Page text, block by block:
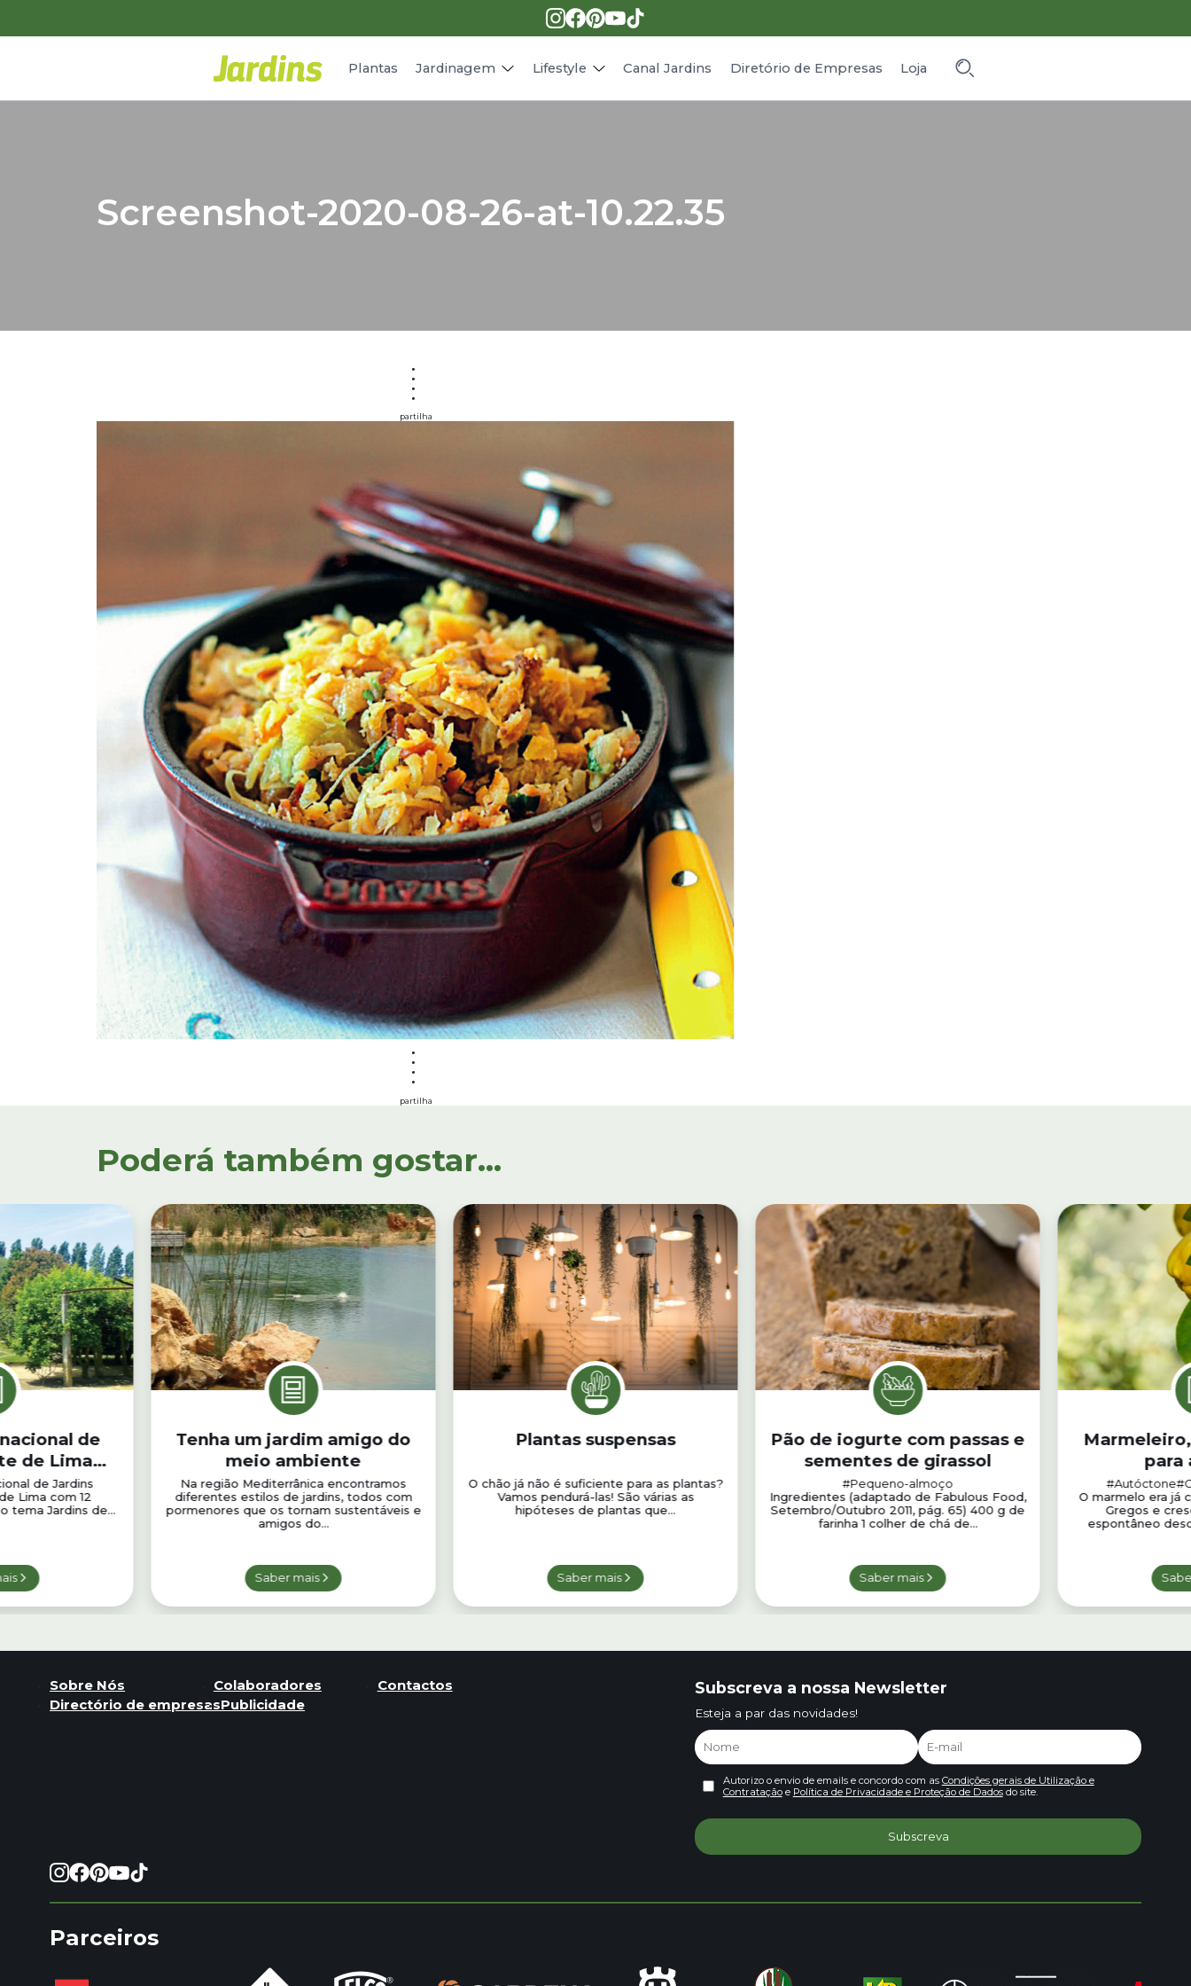
Plantas Jardinagem Lifestyle
Receitas
Canal Jardins Diretório de Empresas Loja
Screenshot-2020-08-26-at-10.22.35
partilha
partilha
Poderá também gostar...
de
de Lima
jardim
de Jardins
Lima com 12
tema Jardins de...
Tenha um jardim amigo do
meio ambiente
Na região Mediterrânica encontramos
diferentes estilos de jardins, todos com
pormenores que os tornam sustentáveis e
amigos do...
Saber mais
Plantas suspensas
O chão já não é suficiente para as plantas?
Vamos pendurá-las! São várias as
hipóteses de plantas que...
Saber mais
Pão de iogurte com passas e
sementes de girassol
#Pequeno-almoço
Ingredientes (adaptado de Fabulous Food,
Setembro/Outubro 2011, pág. 65) 400 g de
farinha 1 colher de chá de...
Saber mais
para
#Autóctone
O marmelo era já
Gregos e
espontâneo
Sobre Nós Colaboradores
Contactos
Directório de empresasPublicidade
Subscreva a nossa Newsletter
Esteja a par das novidades!
Autorizo o envio de emails e concordo com as Condições gerais de Utilização e
Contrataçãoe Política de Privacidade e Proteção de Dadosdo site.
Parceiros